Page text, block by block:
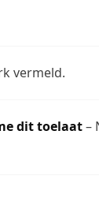
vermeld.
dit toelaat–